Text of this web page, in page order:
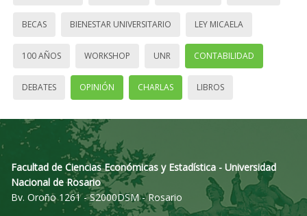
BECAS BIENESTAR UNIVERSITARIO LEY MICAELA
100 AÑOS WORKSHOP UNR CONTABILIDAD
DEBATES OPINIÓN CHARLAS LIBROS
Facultad de Ciencias Económicas y Estadística - Universidad
Nacional de Rosario
Bv. Oroño 1261 - S2000DSM - Rosario